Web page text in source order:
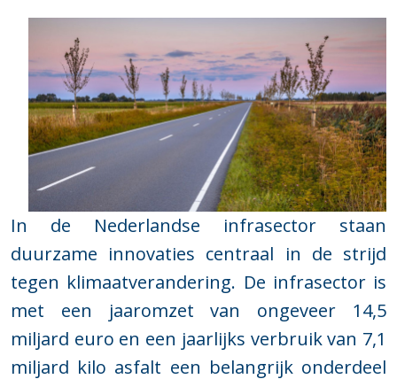
In de Nederlandse infrasector staan
duurzame innovaties centraal in de strijd
tegen klimaatverandering. De infrasector is
met een jaaromzet van ongeveer 14,5
miljard euro en een jaarlijks verbruik van 7,1
miljard kilo asfalt een belangrijk onderdeel